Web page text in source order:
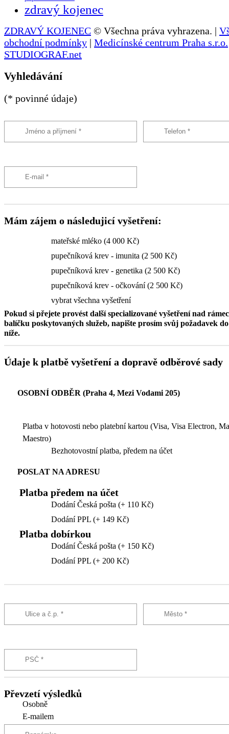
zdravý kojenec
ZDRAVÝ KOJENEC © Všechna práva vyhrazena. |
obchodní podmínky | Medicínské centrum Praha s.r.o.
STUDIOGRAF.net
Vyhledávání
(* povinné údaje)
Mám zájem o následujicí vyšetření:
mateřské mléko (4 000 Kč)
pupečníková krev - imunita (2 500 Kč)
pupečníková krev - genetika (2 500 Kč)
pupečníková krev - očkování (2 500 Kč)
vybrat všechna vyšetření
Pokud si přejete provést další specializované vyšetření nad
balíčku poskytovaných služeb, napište prosím svůj požadavek
níže.
Údaje k platbě vyšetření a dopravě odběrové sady
OSOBNÍ ODBĚR (Praha 4, Mezi Vodami 205)
Platba v hotovosti nebo platební kartou (Visa, Visa Electron,
Maestro)
Bezhotovostní platba, předem na účet
POSLAT NA ADRESU
Platba předem na účet
Dodání Česká pošta (+ 110 Kč)
Dodání PPL (+ 149 Kč)
Platba dobírkou
Dodání Česká pošta (+ 150 Kč)
Dodání PPL (+ 200 Kč)
Převzetí výsledků
Osobně
E-mailem